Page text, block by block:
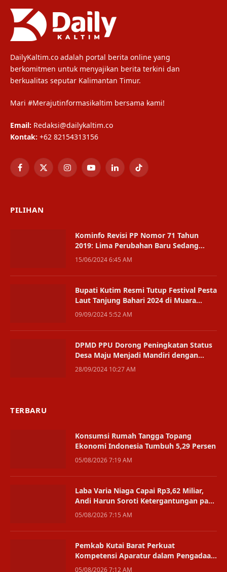
DailyKaltim.co adalah portal berita online yang
berkomitmen untuk menyajikan berita terkini dan
berkualitas seputar Kalimantan Timur.
Mari #Merajutinformasikaltim bersama kami!
Email: Redaksi@dailykaltim.co
Kontak: +62 82154313156
Facebook
X
InstagramYouTubeLinkedInTikTok
PILIHAN
Kominfo Revisi PP Nomor 71 Tahun
2019: Lima Perubahan Baru Sedang
Digodok
15/06/2024 6:45 AM
Bupati Kutim Resmi Tutup Festival Pesta
Laut Tanjung Bahari 2024 di Muara
Bengalon
09/09/2024 5:52 AM
DPMD PPU Dorong Peningkatan Status
Desa Maju Menjadi Mandiri dengan
Alokasi Anggaran Tepat
28/09/2024 10:27 AM
TERBARU
Konsumsi Rumah Tangga Topang
Ekonomi Indonesia Tumbuh 5,29 Persen
05/08/2026 7:19 AM
Laba Varia Niaga Capai Rp3,62 Miliar,
Andi Harun Soroti Ketergantungan pada
Satu Bisnis
05/08/2026 7:15 AM
Pemkab Kutai Barat Perkuat
Kompetensi Aparatur dalam Pengadaan
Digital
05/08/2026 7:12 AM